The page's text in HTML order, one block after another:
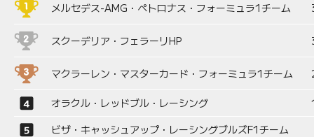
メルセデス-AMG・ペトロナス・フォーミュラ1チーム
スクーデリア・フェラーリHP
マクラーレン・マスターカード・フォーミュラ1チーム
オラクル・レッドブル・レーシング
ビザ・キャッシュアップ・レーシングブルズF1チーム